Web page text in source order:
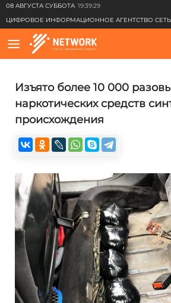
08 АВГУСТА СУББОТА 19:39:29
ЦИФРОВОЕ ИНФОРМАЦИОННОЕ АГЕНТСТВО СЕТЬ
Изъято более 10 000
наркотических средств
происхождения